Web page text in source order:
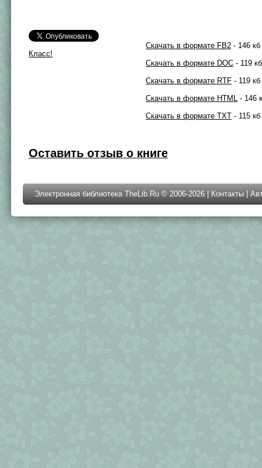
Класс!
Скачать в формате FB2 - 146 кб
Скачать в формате DOC - 119 кб
Скачать в формате RTF - 119 кб
Скачать в формате HTML - 146
Скачать в формате TXT - 115 кб
Оставить отзыв о книге
Электронная библиотека TheLib.Ru © 2006-2026 | Контакты |